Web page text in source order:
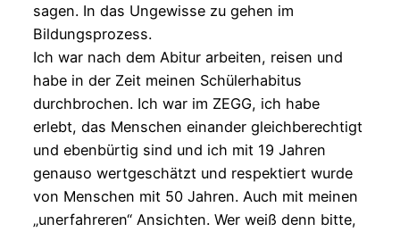
sagen. In das Ungewisse zu gehen im
Bildungsprozess.
Ich war nach dem Abitur arbeiten, reisen und
habe in der Zeit meinen Schülerhabitus
durchbrochen. Ich war im ZEGG, ich habe
erlebt, das Menschen einander gleichberechtigt
und ebenbürtig sind und ich mit 19 Jahren
genauso wertgeschätzt und respektiert wurde
von Menschen mit 50 Jahren. Auch mit meinen
„unerfahreren“ Ansichten. Wer weiß denn bitte,